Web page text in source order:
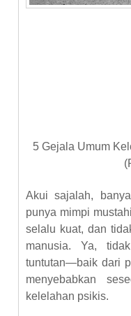
5 Gejala Umum
Akui sajalah,
punya mimpi
selalu kuat, dan
manusia. Ya,
tuntutan—baik dari
menyebabkan
kelelahan psikis.